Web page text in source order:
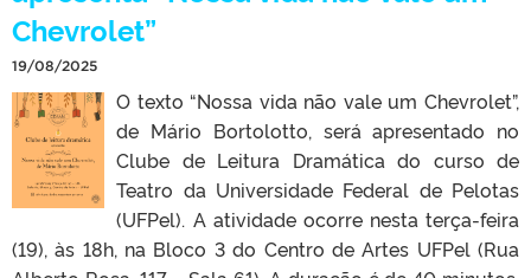
Chevrolet”
19/08/2025
O texto “Nossa vida não vale um Chevrolet”,
de Mário Bortolotto, será apresentado no
Clube de Leitura Dramática do curso de
Teatro da Universidade Federal de Pelotas
(UFPel). A atividade ocorre nesta terça-feira
(19), às 18h, na Bloco 3 do Centro de Artes UFPel (Rua